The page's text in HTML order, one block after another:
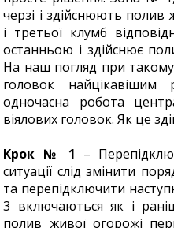
черзі і здійснюють полив
і третьої клумб
останньою і здійснює
На наш погляд при
головок
одночасна робота
віялових головок. Як це
Крок № 1 –
ситуації слід змінити
та перепідключити
3 включаються як і
полив живої огорожі